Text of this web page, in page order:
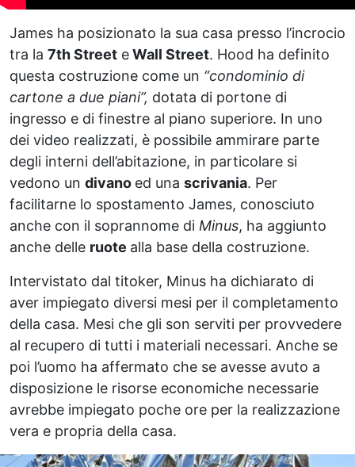
James ha posizionato la sua casa presso l’incrocio
tra la 7th Street eWall Street. Hood ha definito
questa costruzione come un “condominio di
cartone a due piani”, dotata di portone di
ingresso e di finestre al piano superiore. In uno
dei video realizzati, è possibile ammirare parte
degli interni dell’abitazione, in particolare si
vedono un divano ed una scrivania. Per
facilitarne lo spostamento James, conosciuto
anche con il soprannome di Minus, ha aggiunto
anche delle ruote alla base della costruzione.
Intervistato dal titoker, Minus ha dichiarato di
aver impiegato diversi mesi per il completamento
della casa. Mesi che gli son serviti per provvedere
al recupero di tutti i materiali necessari. Anche se
poi l’uomo ha affermato che se avesse avuto a
disposizione le risorse economiche necessarie
avrebbe impiegato poche ore per la realizzazione
vera e propria della casa.